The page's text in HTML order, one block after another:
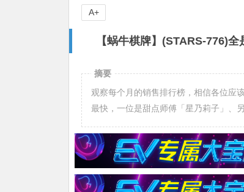
【蜗牛棋牌】(STARS-776)
A+
摘要
观察每个月的销售排行榜，相信各位应
最快，一位是甜点师傅「星乃莉子」、